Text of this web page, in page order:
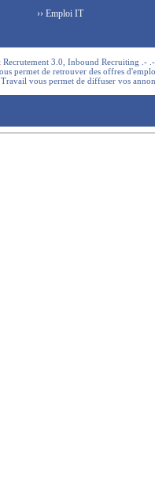
›› Emploi IT
Recrutement 3.0, Inbound Recruiting .-
permet de retrouver des offres
vous permet de diffuser vos